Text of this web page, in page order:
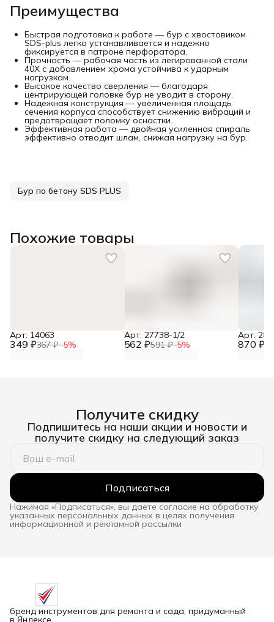
Преимущества
Быстрая подготовка к работе — бур с хвостовиком
SDS-plus легко устанавливается и надежно
фиксируется в патроне перфоратора.
Прочность — рабочая часть из легированной стали
40Х с добавлением хрома устойчива к ударным
нагрузкам.
Высокое качество сверления — благодаря
центрирующей головке бур не уводит в сторону.
Надежная конструкция — увеличенная площадь
сечения корпуса способствует снижению вибраций и
предотвращает поломку оснастки.
Эффективная работа — двойная усиленная спираль
эффективно отводит шлам, снижая нагрузку на бур.
Бур по бетону SDS PLUS
Похожие товары
349 ₽367 ₽−5%
Арт: 14063
562 ₽591 ₽−5%
Арт: 27738-1/2
870 ₽
Арт:
Получите скидку
Подпишитесь на наши акции и новости и
получите скидку на следующий заказ
Подписаться
Нажимая «Подписаться», вы даете согласие на обработку
указанных персональных данных в целях получения
информационной и рекламной рассылки
бренд инструментов для ремонта и сада, придуманный
в Яндексе